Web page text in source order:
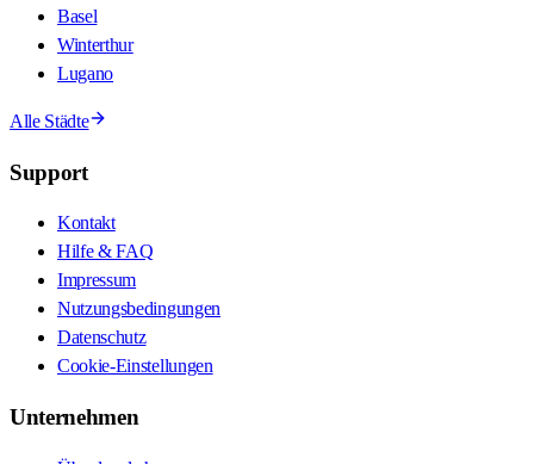
Basel
Winterthur
Lugano
Alle Städte
Support
Kontakt
Hilfe & FAQ
Impressum
Nutzungsbedingungen
Datenschutz
Cookie-Einstellungen
Unternehmen